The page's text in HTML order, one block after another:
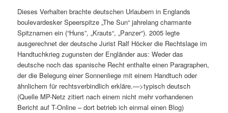
Dieses Verhalten brachte deutschen Urlaubern in Englands
boulevardesker Speerspitze „The Sun“ jahrelang charmante
Spitznamen ein (“Huns”, „Krauts“, „Panzer“). 2005 legte
ausgerechnet der deutsche Jurist Ralf Höcker die Rechtslage im
Handtuchkrieg zugunsten der Engländer aus: Weder das
deutsche noch das spanische Recht enthalte einen Paragraphen,
der die Belegung einer Sonnenliege mit einem Handtuch oder
ähnlichem für rechtsverbindlich erkläre.—>typisch deutsch
(Quelle MP-Netz zitiert nach einem nicht mehr vorhandenen
Bericht auf T-Online – dort betrieb ich einmal einen Blog)